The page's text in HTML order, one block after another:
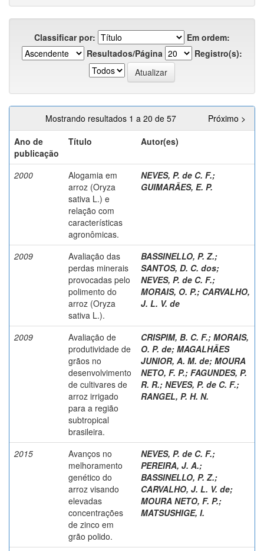
Classificar por:
Em ordem:
Resultados/Página
Registro(s):
Mostrando resultados 1 a 20 de 57
Próximo >
Ano de
publicação
Título Autor(es)
2000
Alogamia em
arroz (Oryza
sativa L.) e
relação com
características
agronômicas.
NEVES, P. de C. F.;
GUIMARÃES, E. P.
2009
Avaliação das
perdas minerais
provocadas pelo
polimento do
arroz (Oryza
sativa L.).
BASSINELLO, P. Z.;
SANTOS, D. C. dos;
NEVES, P. de C. F.;
MORAIS, O. P.; CARVALHO,
J. L. V. de
2009
Avaliação de
produtividade de
grãos no
desenvolvimento
de cultivares de
arroz irrigado
para a região
subtropical
brasileira.
CRISPIM, B. C. F.; MORAIS,
O. P. de; MAGALHÃES
JUNIOR, A. M. de; MOURA
NETO, F. P.; FAGUNDES, P.
R. R.; NEVES, P. de C. F.;
RANGEL, P. H. N.
2015
Avanços no
melhoramento
genético do
arroz visando
elevadas
concentrações
de zinco em
grão polido.
NEVES, P. de C. F.;
PEREIRA, J. A.;
BASSINELLO, P. Z.;
CARVALHO, J. L. V. de;
MOURA NETO, F. P.;
MATSUSHIGE, I.